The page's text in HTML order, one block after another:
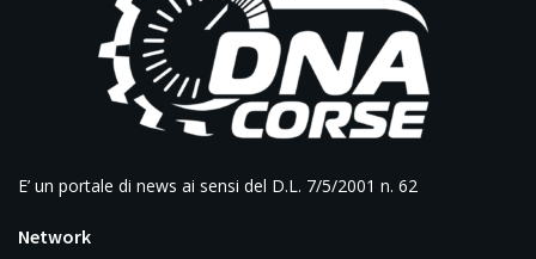
E’ un portale di news ai sensi del D.L. 7/5/2001 n. 62
Network